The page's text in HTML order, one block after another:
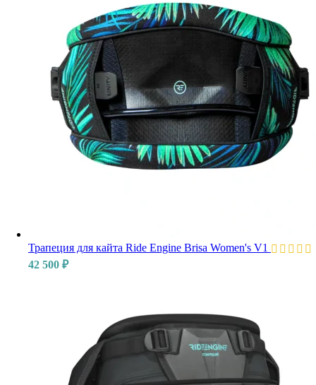
Трапеция для кайта Ride Engine Brisa Women's V1
42 500 ₽